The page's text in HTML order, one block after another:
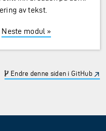
av tekst.
Neste modul »
Endre denne siden i GitHub